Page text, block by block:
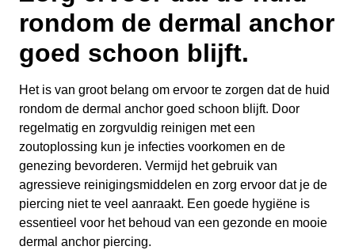
rondom de dermal anchor
goed schoon blijft.
Het is van groot belang om ervoor te zorgen dat de huid
rondom de dermal anchor goed schoon blijft. Door
regelmatig en zorgvuldig reinigen met een
zoutoplossing kun je infecties voorkomen en de
genezing bevorderen. Vermijd het gebruik van
agressieve reinigingsmiddelen en zorg ervoor dat je de
piercing niet te veel aanraakt. Een goede hygiëne is
essentieel voor het behoud van een gezonde en mooie
dermal anchor piercing.